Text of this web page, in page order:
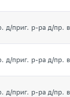
д/приг. р-ра д/пр.
д/приг. р-ра д/пр.
д/приг. р-ра д/пр.